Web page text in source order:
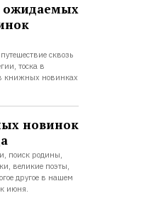
ожидаемых
сквозь
тоска в
книжных новинках
новинок
поиск родины,
великие поэты,
другое в нашем
июня.